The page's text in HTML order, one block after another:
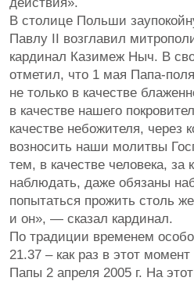
В столице Польши
Павлу II возглавил
кардинал Казимеж Ныч. В
отметил, что 1 мая Папа-
не только в качестве
в качестве нашего
качестве небожителя, через
возносить наши молитвы
тем, в качестве человека,
наблюдать, даже обязаны
попытаться прожить столь
и он», — сказал кардинал.
По традиции временем
21.37 – как раз в этот
Папы 2 апреля 2005 г. На